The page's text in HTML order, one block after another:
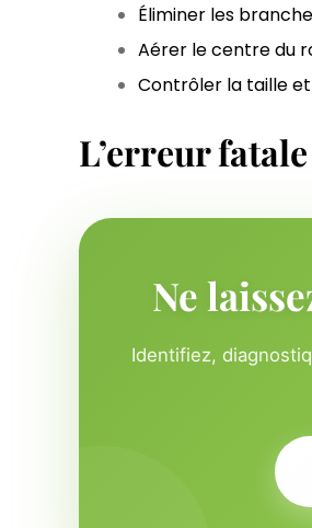
Éliminer les
Aérer le centre du
Contrôler la taille
L’erreur
Ne
Identifiez,